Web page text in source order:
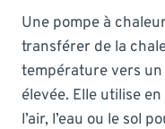
Une pompe à
transférer de la
température vers
élevée. Elle utilise
l’air, l’eau ou le sol